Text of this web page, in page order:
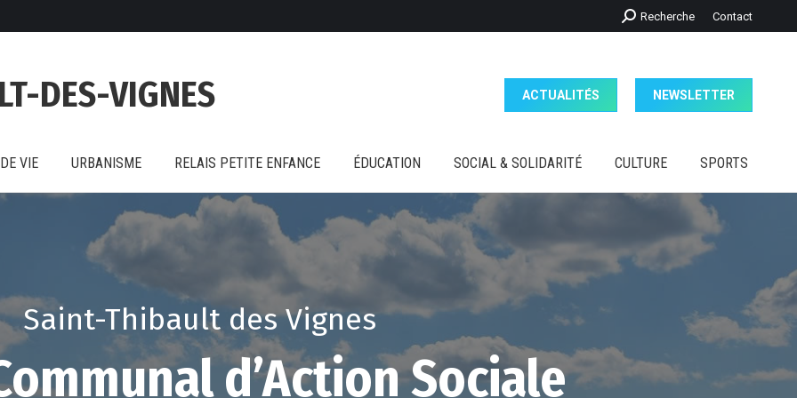
Recherche
:
Recherche Contact
DES-VIGNES ACTUALITÉS NEWSLETTER
VIE URBANISME RELAIS PETITE ENFANCE ÉDUCATION SOCIAL & SOLIDARITÉ CULTURE SPORTS
Saint-Thibault des Vignes
d’Action Sociale
VIE URBANISME RELAIS PETITE ENFANCE ÉDUCATION SOCIAL & SOLIDARITÉ CULTURE SPORTS